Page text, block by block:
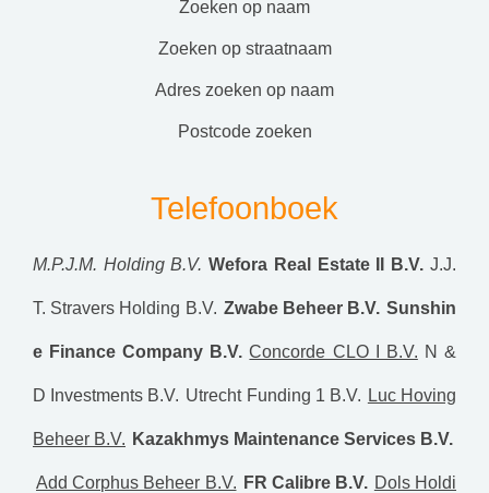
zoeken op naam
zoeken op straatnaam
adres zoeken op naam
postcode zoeken
Telefoonboek
M.P.J.M. Holding B.V. Wefora Real Estate II B.V. J.J.
T. Stravers Holding B.V. Zwabe Beheer B.V. Sunshin
e Finance Company B.V. Concorde CLO I B.V. N &
D Investments B.V. Utrecht Funding 1 B.V. Luc Hoving
Beheer B.V. Kazakhmys Maintenance Services B.V.
Add Corphus Beheer B.V. FR Calibre B.V. Dols Holdi